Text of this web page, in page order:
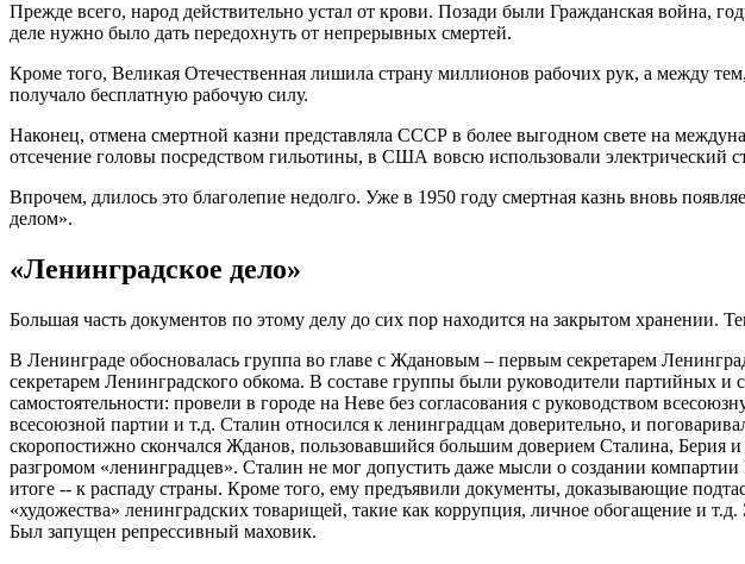
Прежде всего, народ действительно устал от крови. Позади были Гражданская война,
деле нужно было дать передохнуть от непрерывных смертей.
Кроме того, Великая Отечественная лишила страну миллионов рабочих рук, а между
получало бесплатную рабочую силу.
Наконец, отмена смертной казни представляла СССР в более выгодном свете на
отсечение головы посредством гильотины, в США вовсю использовали электрический
Впрочем, длилось это благолепие недолго. Уже в 1950 году смертная казнь вновь
делом».
«Ленинградское дело»
Большая часть документов по этому делу до сих пор находится на закрытом хранении.
В Ленинграде обосновалась группа во главе с Ждановым – первым секретарем
секретарем Ленинградского обкома. В составе группы были руководители партийных
самостоятельности: провели в городе на Неве без согласования с руководством
всесоюзной партии и т.д. Сталин относился к ленинградцам доверительно, и
скоропостижно скончался Жданов, пользовавшийся большим доверием Сталина,
разгромом «ленинградцев». Сталин не мог допустить даже мысли о создании
итоге -- к распаду страны. Кроме того, ему предъявили документы, доказывающие
«художества» ленинградских товарищей, такие как коррупция, личное обогащение и
Был запущен репрессивный маховик.